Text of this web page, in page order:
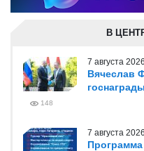
В
7 августа 2026
Вячеслав
148
7 августа 2026
Программа